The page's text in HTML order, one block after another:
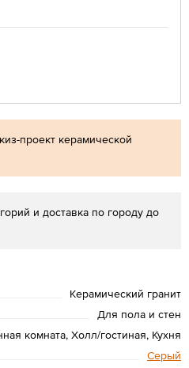
проект керамической
и доставка по городу до
Керамический гранит
Для пола и стен
комната, Холл/гостиная, Кухня
Серый